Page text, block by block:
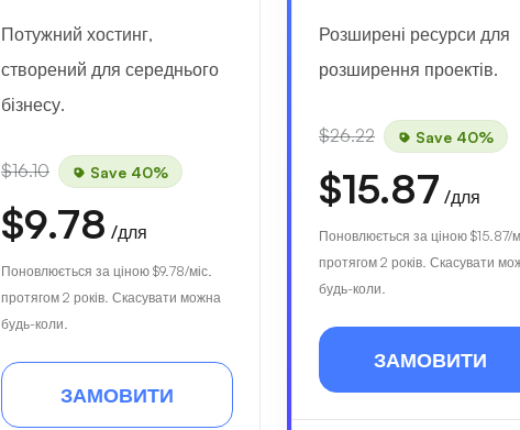
Потужний хостинг,
створений для середнього
бізнесу.
$16.10 Save 40%
$9.78 /для
Поновлюється за ціною $9.78/міс.
протягом 2 років. Скасувати можна
будь-коли.
ЗАМОВИТИ
Розширені ресурси для
розширення проектів.
$26.22 Save 40%
$15.87 /для
Поновлюється за ціною $15.87/
протягом 2 років. Скасувати
будь-коли.
ЗАМОВИТИ